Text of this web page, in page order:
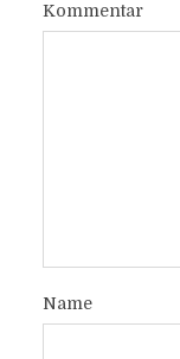
Kommentar
Name